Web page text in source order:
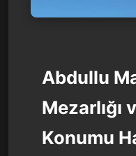
Abdullu
Mezarlığı
Konumu